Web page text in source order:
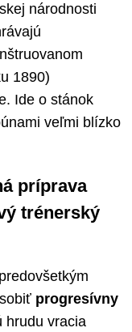
národnosti
1890)
Ide o stánok
veľmi blízko
príprava
trénerský
progresívny
hrudu vracia